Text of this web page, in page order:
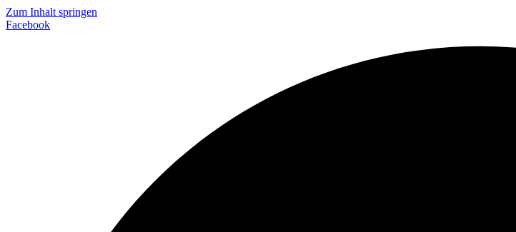
Zum Inhalt springen
Facebook